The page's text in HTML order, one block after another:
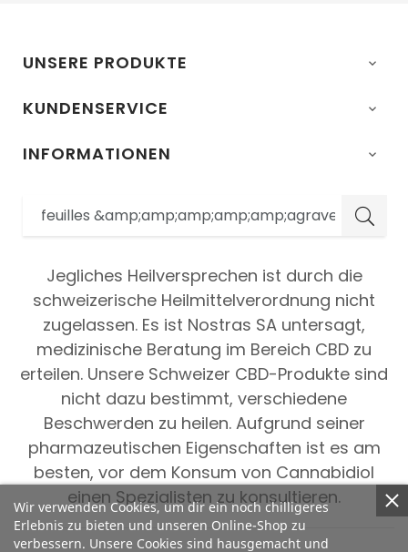
UNSERE PRODUKTE 
KUNDENSERVICE 
INFORMATIONEN 
Jegliches Heilversprechen ist durch die
schweizerische Heilmittelverordnung nicht
zugelassen. Es ist Nostras SA untersagt,
medizinische Beratung im Bereich CBD zu
erteilen. Unsere Schweizer CBD-Produkte sind
nicht dazu bestimmt, verschiedene
Beschwerden zu heilen. Aufgrund seiner
pharmazeutischen Eigenschaften ist es am
besten, vor dem Konsum von Cannabidiol
einen Spezialisten zu konsultieren.
Wir verwenden Cookies, um dir ein noch chilligeres
Erlebnis zu bieten und unseren Online-Shop zu
verbessern. Unsere Cookies sind hausgemacht und